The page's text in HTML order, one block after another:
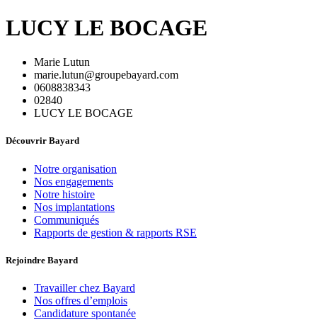
LUCY LE BOCAGE
Marie Lutun
marie.lutun@groupebayard.com
0608838343
02840
LUCY LE BOCAGE
Découvrir Bayard
Notre organisation
Nos engagements
Notre histoire
Nos implantations
Communiqués
Rapports de gestion & rapports RSE
Rejoindre Bayard
Travailler chez Bayard
Nos offres d’emplois
Candidature spontanée